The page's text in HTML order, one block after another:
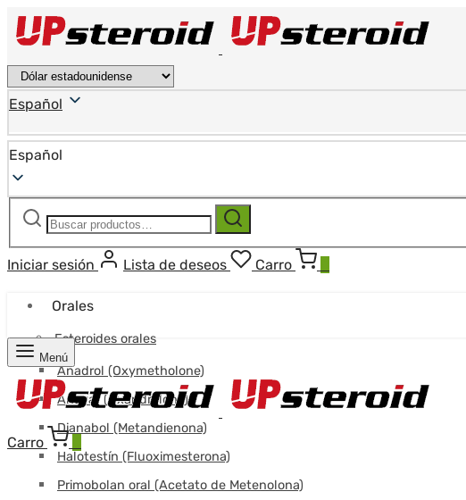
Español
Español
Buscar: Buscar
Iniciar sesión Lista de deseos Carro
Orales
Esteroides orales
Anadrol (Oxymetholone)
Anavar (Oxandrolona)
Dianabol (Metandienona)
Halotestín (Fluoximesterona)
Primobolan oral (Acetato de Metenolona)
Menú
Carro